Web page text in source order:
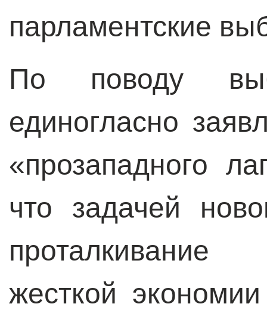
парламентские
По поводу
единогласно
«прозападного
что задачей
жесткой